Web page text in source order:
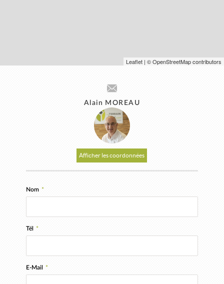
Leaflet | © OpenStreetMap contributors
Alain MOREAU
Afficher les coordonnées
Nom *
Tél *
E-Mail *